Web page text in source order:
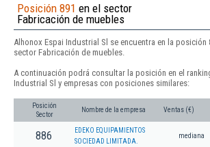
Posición 891 en el sector
Fabricación de muebles
Alhonox Espai Industrial Sl se encuentra en la posición
sector Fabricación de muebles.
A continuación podrá consultar la posición en el
Industrial Sl y empresas con posiciones similares:
Posición
Sector
Nombre de la empresa Ventas (€)
886
EDEKO EQUIPAMIENTOS
SOCIEDAD LIMITADA.
mediana